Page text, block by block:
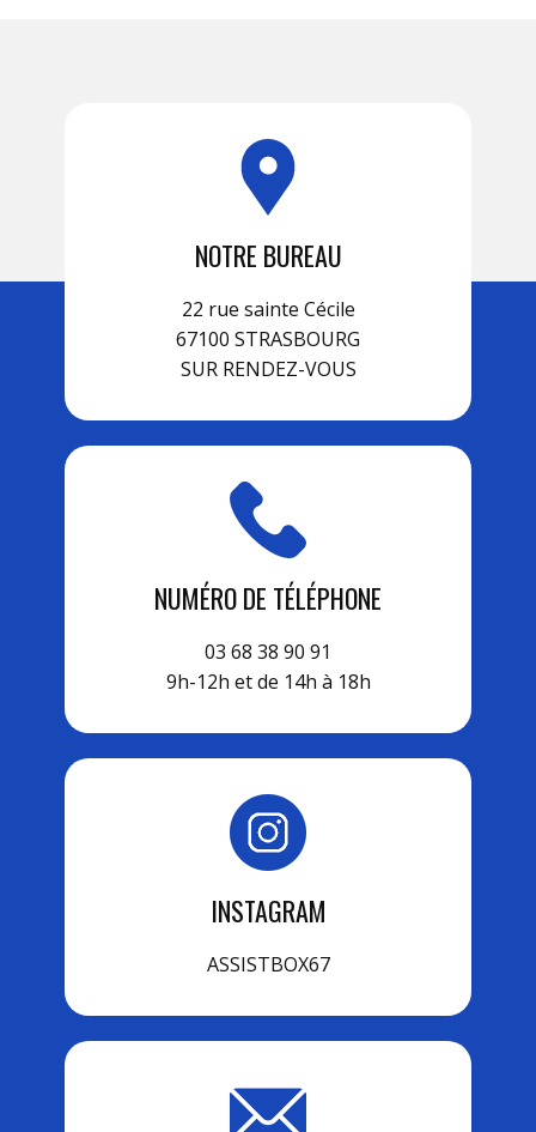
NOTRE BUREAU
22 rue sainte Cécile
67100 STRASBOURG
SUR RENDEZ-VOUS
NUMÉRO DE TÉLÉPHONE
03 68 38 90 91
9h-12h et de 14h à 18h
INSTAGRAM
ASSISTBOX67